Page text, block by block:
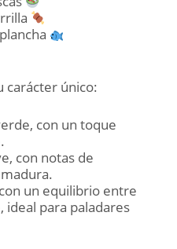
carácter único:
con un toque
con notas de
un equilibrio entre
ideal para paladares